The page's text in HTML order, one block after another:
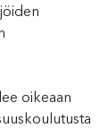
oikeaan